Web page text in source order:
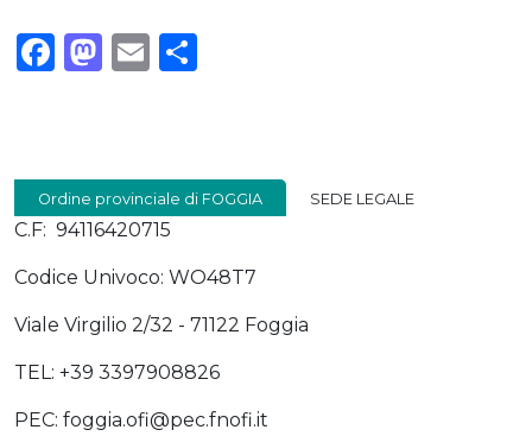
Facebook
Mastodon
Email
Ordine provinciale di FOGGIA SEDE LEGALE
C.F: 94116420715
Codice Univoco: WO48T7
Viale Virgilio 2/32 - 71122 Foggia
TEL: +39 3397908826
PEC: foggia.ofi@pec.fnofi.it